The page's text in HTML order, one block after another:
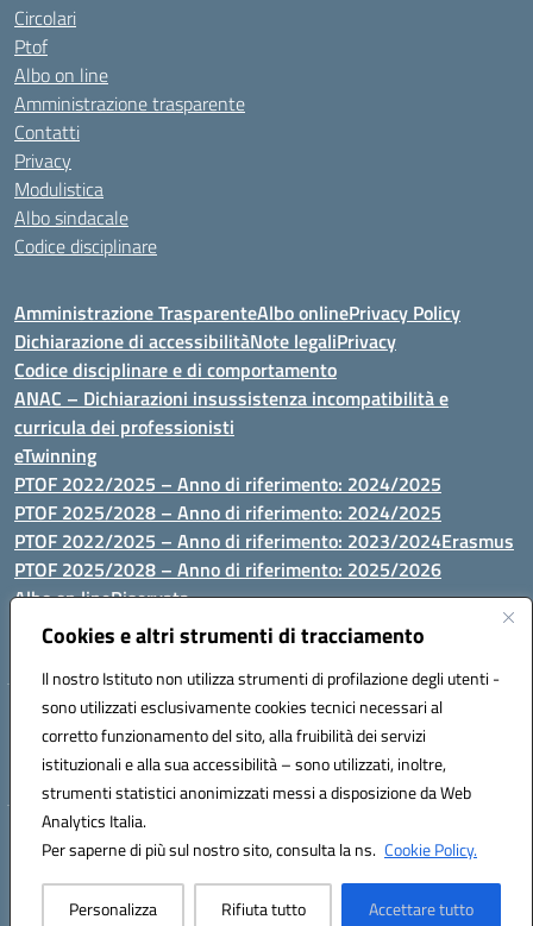
Cookies e altri strumenti di tracciamento
Il nostro Istituto non utilizza strumenti di profilazione degli utenti -
sono utilizzati esclusivamente cookies tecnici necessari al
corretto funzionamento del sito, alla fruibilità dei servizi
istituzionali e alla sua accessibilità – sono utilizzati, inoltre,
strumenti statistici anonimizzati messi a disposizione da Web
Analytics Italia.
Per saperne di più sul nostro sito, consulta la ns. Cookie Policy.
Personalizza Rifiuta tutto Accettare tutto
Circolari
Ptof
Albo on line
Amministrazione trasparente
Contatti
Privacy
Modulistica
Albo sindacale
Codice disciplinare
Amministrazione TrasparenteAlbo onlinePrivacy Policy
Dichiarazione di accessibilitàNote legaliPrivacy
Codice disciplinare e di comportamento
ANAC – Dichiarazioni insussistenza incompatibilità e
curricula dei professionisti
eTwinning
PTOF 2022/2025 – Anno di riferimento: 2024/2025
PTOF 2025/2028 – Anno di riferimento: 2024/2025
PTOF 2022/2025 – Anno di riferimento: 2023/2024Erasmus
PTOF 2025/2028 – Anno di riferimento: 2025/2026
Albo on lineRiservata
P.N. Dotazione di attrezzature per le palestre
Via Luna e Sole, 44 07100, Sassari - Tel 079293287 - Fax 0793764116
- Mail: ssvc010009@istruzione.it - PEC: ssvc010009@pec.istruzione.it
- C.F. / P.IVA Convitto 80000150906 - C.F. Scuole 92073300904
Hosting & Powered by 3D Solution S.r.l.
Concept & Design by Designers Italia